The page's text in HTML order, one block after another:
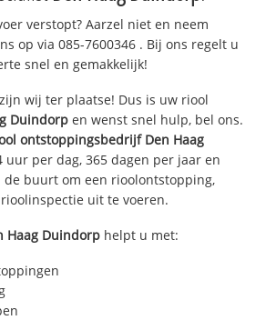
verstopt? Aarzel niet en neem
op via085-7600346 . Bij ons regelt u
snel en gemakkelijk!
wij ter plaatse! Dus is uw riool
Duindorp en wenst snel hulp, bel ons.
ontstoppingsbedrijf Den Haag
uur per dag, 365 dagen per jaar en
buurt om een rioolontstopping,
uit te voeren.
Haag Duindorp helpt u met: